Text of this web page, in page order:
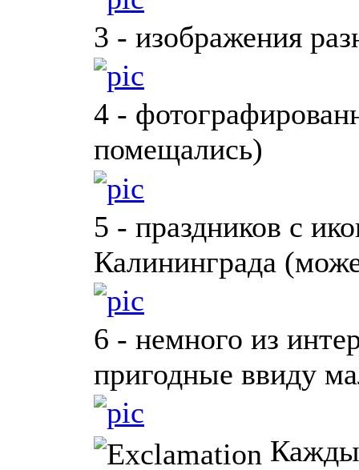
3 - изображения
4 -
помещались)
5 - праздников с
Калининграда
6 - немного из
пригодные ввиду